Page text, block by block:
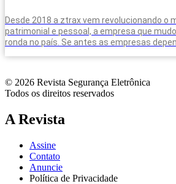
Desde 2018 a ztrax vem revolucionando o
patrimonial e pessoal, a empresa que
ronda no país. Se antes as empresas
© 2026 Revista Segurança Eletrônica
Todos os direitos reservados
A Revista
Assine
Contato
Anuncie
Política de Privacidade